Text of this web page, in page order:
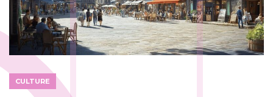
CULTURE